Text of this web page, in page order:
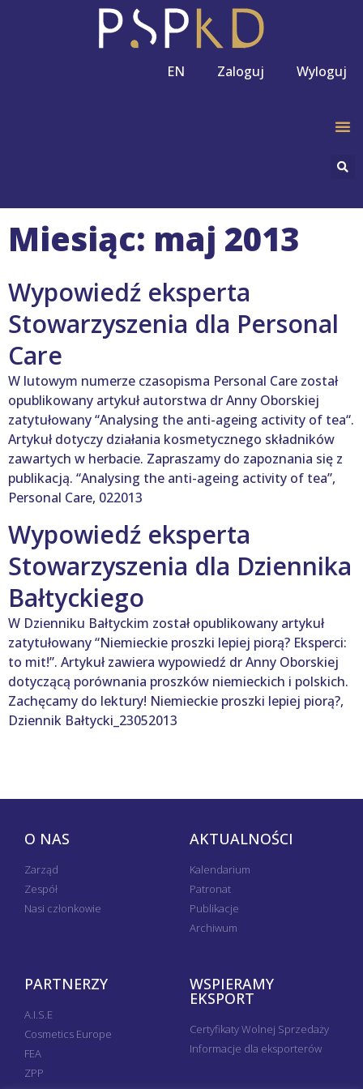
EN Zaloguj Wyloguj
Miesiąc: maj 2013
Wypowiedź eksperta
Stowarzyszenia dla Personal
Care
W lutowym numerze czasopisma Personal Care został
opublikowany artykuł autorstwa dr Anny Oborskiej
zatytułowany “Analysing the anti-ageing activity of tea“.
Artykuł dotyczy działania kosmetycznego składników
zawartych w herbacie. Zapraszamy do zapoznania się z
publikacją. “Analysing the anti-ageing activity of tea”,
Personal Care, 022013
Wypowiedź eksperta
Stowarzyszenia dla Dziennika
Bałtyckiego
W Dzienniku Bałtyckim został opublikowany artykuł
zatytułowany “Niemieckie proszki lepiej piorą? Eksperci:
to mit!”. Artykuł zawiera wypowiedź dr Anny Oborskiej
dotyczącą porównania proszków niemieckich i polskich.
Zachęcamy do lektury! Niemieckie proszki lepiej piorą?,
Dziennik Bałtycki_23052013
O NAS
Zarząd
Zespół
Nasi członkowie
AKTUALNOŚCI
Kalendarium
Patronat
Publikacje
Archiwum
PARTNERZY
A.I.S.E
Cosmetics Europe
FEA
ZPP
WSPIERAMY
EKSPORT
Certyfikaty Wolnej Sprzedaży
Informacje dla eksporterów